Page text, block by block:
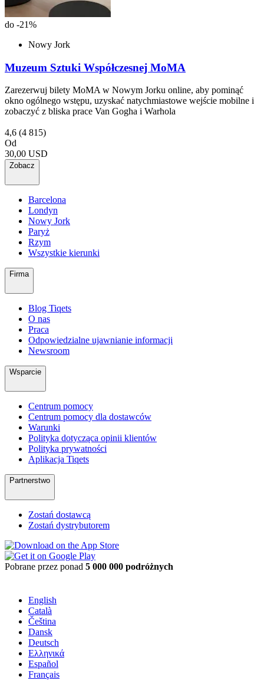
do -21%
Nowy Jork
Muzeum Sztuki Współczesnej MoMA
Zarezerwuj bilety MoMA w Nowym Jorku online, aby pominąć
okno ogólnego wstępu, uzyskać natychmiastowe wejście mobilne i
zobaczyć z bliska prace Van Gogha i Warhola
4,6 (4 815)
Od
30,00 USD
Zobacz
Barcelona
Londyn
Nowy Jork
Paryż
Rzym
Wszystkie kierunki
Firma
Blog Tiqets
O nas
Praca
Odpowiedzialne ujawnianie informacji
Newsroom
Wsparcie
Centrum pomocy
Centrum pomocy dla dostawców
Warunki
Polityka dotycząca opinii klientów
Polityka prywatności
Aplikacja Tiqets
Partnerstwo
Zostań dostawcą
Zostań dystrybutorem
Pobrane przez ponad 5 000 000 podróżnych
English
Català
Čeština
Dansk
Deutsch
Ελληνικά
Español
Français